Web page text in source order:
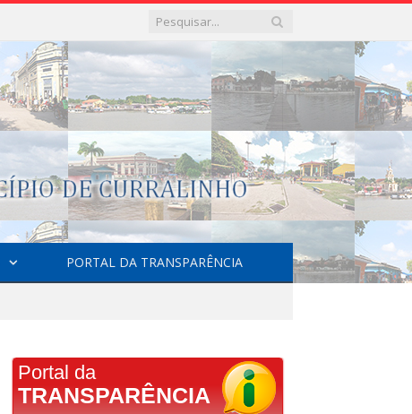
PORTAL DA TRANSPARÊNCIA
Portal da
TRANSPARÊNCIA